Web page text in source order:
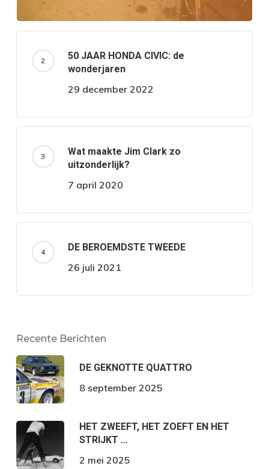
50 JAAR HONDA CIVIC: de
wonderjaren
29 december 2022
Wat maakte Jim Clark zo
uitzonderlijk?
7 april 2020
DE BEROEMDSTE TWEEDE
26 juli 2021
Recente Berichten
DE GEKNOTTE QUATTRO
8 september 2025
HET ZWEEFT, HET ZOEFT EN HET
STRIJKT …
2 mei 2025